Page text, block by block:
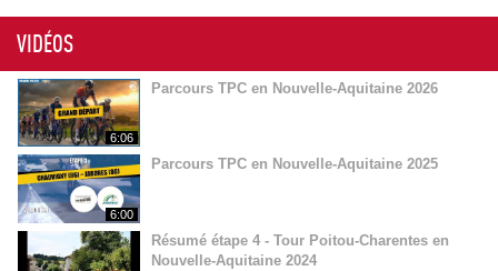
VIDÉOS
6:06
Parcours TPC en Nouvelle-Aquitaine 2026
6:00
Parcours TPC en Nouvelle-Aquitaine 2025
Résumé étape 4 - Tour Poitou-Charentes en
Nouvelle-Aquitaine 2024